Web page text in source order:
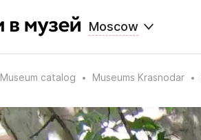
Moscow
Museum catalog Museums Krasnodar